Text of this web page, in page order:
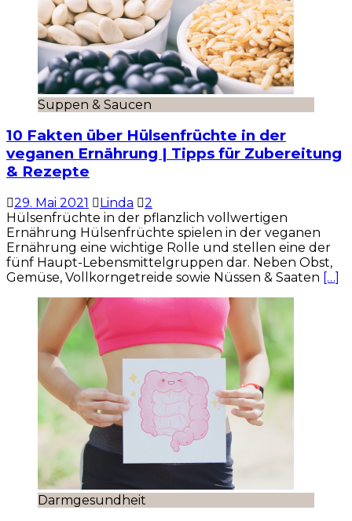
Suppen & Saucen
10 Fakten über Hülsenfrüchte in der
veganen Ernährung | Tipps für Zubereitung
& Rezepte
29. Mai 2021 Linda
2
Hülsenfrüchte in der pflanzlich vollwertigen
Ernährung Hülsenfrüchte spielen in der veganen
Ernährung eine wichtige Rolle und stellen eine der
fünf Haupt-Lebensmittelgruppen dar. Neben Obst,
Gemüse, Vollkorngetreide sowie Nüssen & Saaten […]
Darmgesundheit